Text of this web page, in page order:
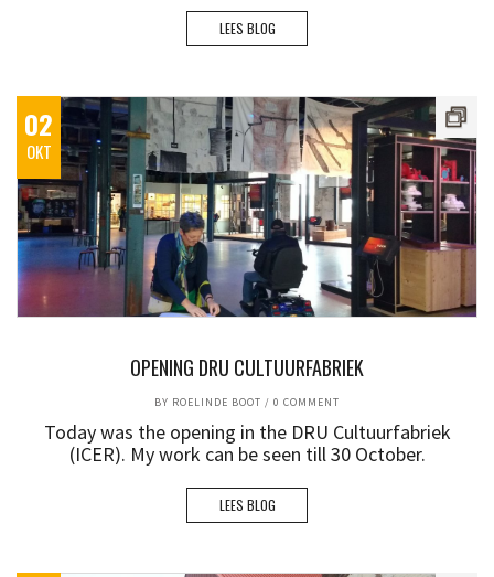
LEES BLOG
02
OKT
OPENING DRU CULTUURFABRIEK
BY ROELINDE BOOT / 0 COMMENT
Today was the opening in the DRU Cultuurfabriek
(ICER). My work can be seen till 30 October.
LEES BLOG